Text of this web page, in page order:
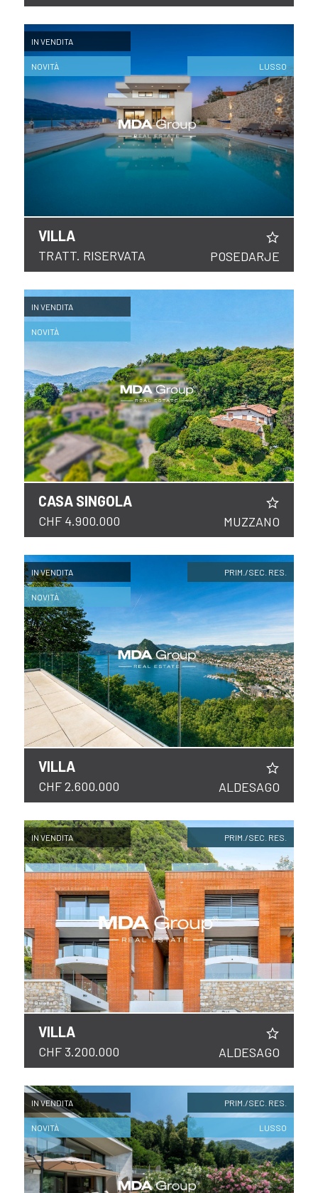
IN VENDITA
NOVITÀ LUSSO
VILLA
TRATT. RISERVATA POSEDARJE
IN VENDITA
NOVITÀ
CASA SINGOLA
CHF 4.900.000 MUZZANO
IN VENDITA
NOVITÀ
PRIM./SEC. RES.
VILLA
CHF 2.600.000 ALDESAGO
IN VENDITA PRIM./SEC. RES.
VILLA
CHF 3.200.000 ALDESAGO
IN VENDITA
NOVITÀ
PRIM./SEC. RES.
LUSSO